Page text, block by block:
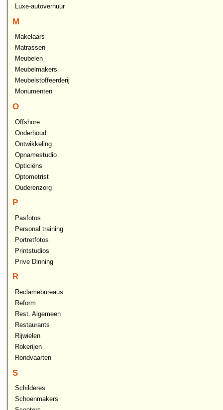
Luxe-autoverhuur
M
Makelaars
Matrassen
Meubelen
Meubelmakers
Meubelstoffeerderij
Monumenten
O
Offshore
Onderhoud
Ontwikkeling
Opnamestudio
Opticiëns
Optometrist
Ouderenzorg
P
Pasfotos
Personal training
Portretfotos
Printstudios
Prive Dinning
R
Reclamebureaus
Reform
Rest. Algemeen
Restaurants
Rijwielen
Rokerijen
Rondvaarten
S
Schilderes
Schoenmakers